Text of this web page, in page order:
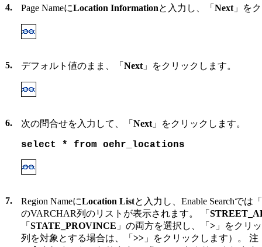
4. Page NameにLocation Informationと入力し、「 Next 」を
5. デフォルト値のまま、「 Next 」をクリックします。
6. 次の問合せを入力して、「 Next 」をクリックします。
select * from oehr_locations
7. Region NameにLocation Listと入力し、Enable Searchでは「
のVARCHAR列のリストが表示されます。 「
「 STATE_PROVINCE 」の両方を選択し、「 > 」をクリ
列を対象とする場合は、「 >> 」をクリックします）。